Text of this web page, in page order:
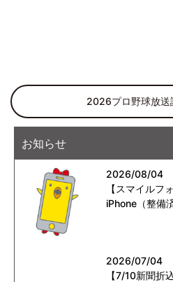
2026プロ野球放送
お知らせ
2026/08/04
【スマイルフ
iPhone（整備
2026/07/04
【7/10新聞折